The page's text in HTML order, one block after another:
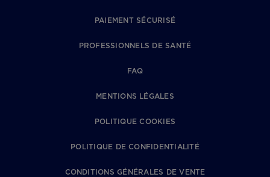
PAIEMENT SÉCURISÉ
PROFESSIONNELS DE SANTÉ
FAQ
MENTIONS LÉGALES
POLITIQUE COOKIES
POLITIQUE DE CONFIDENTIALITÉ
CONDITIONS GÉNÉRALES DE VENTE